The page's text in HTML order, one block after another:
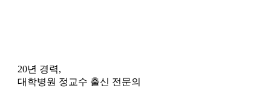
20년 경력,
대학병원 정교수 출신 전문의